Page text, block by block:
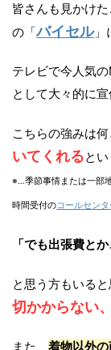
皆さんも見かけ
の「バイセル」
テレビで今人気
として大々的に宣
こちらの強みは
いてくれると
※…季節事情または一部
時間受付のコールセンタ
「でも出張費と
と思う方もいると
切かからない
また、 着物以外